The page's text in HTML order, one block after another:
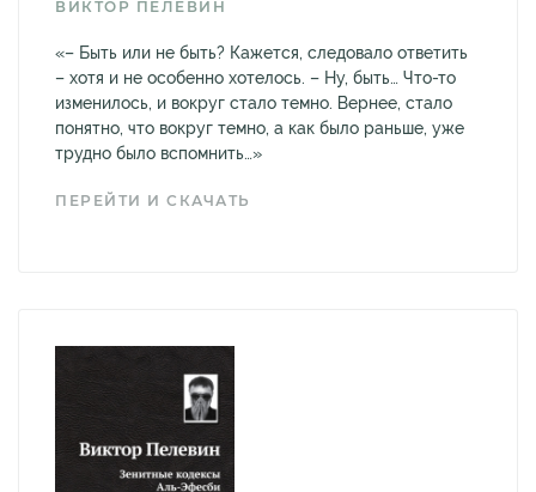
ВИКТОР ПЕЛЕВИН
«– Быть или не быть? Кажется, следовало ответить
– хотя и не особенно хотелось. – Ну, быть… Что-то
изменилось, и вокруг стало темно. Вернее, стало
понятно, что вокруг темно, а как было раньше, уже
трудно было вспомнить…»
ПЕРЕЙТИ И СКАЧАТЬ